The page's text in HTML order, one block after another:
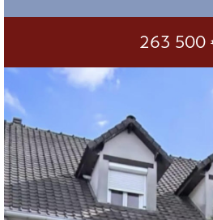
263 500